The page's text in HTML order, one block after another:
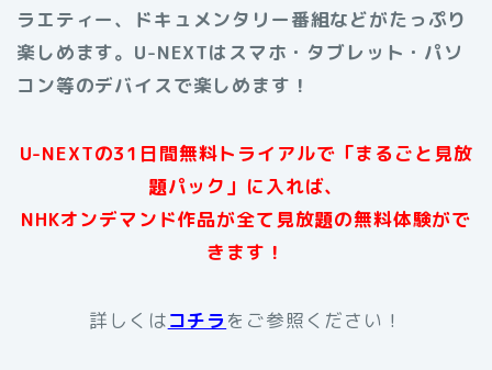
ラエティー、ドキュメンタリー番組などがたっぷり
楽しめます。 U-NEXTはスマホ・タブレット・パソ
コン等のデバイスで楽しめます！
U-NEXTの31日間無料トライアルで「まるごと見放
題パック」に入れば、
NHKオンデマンド作品が全て見放題の無料体験がで
きます！
詳しくはコチラをご参照ください！